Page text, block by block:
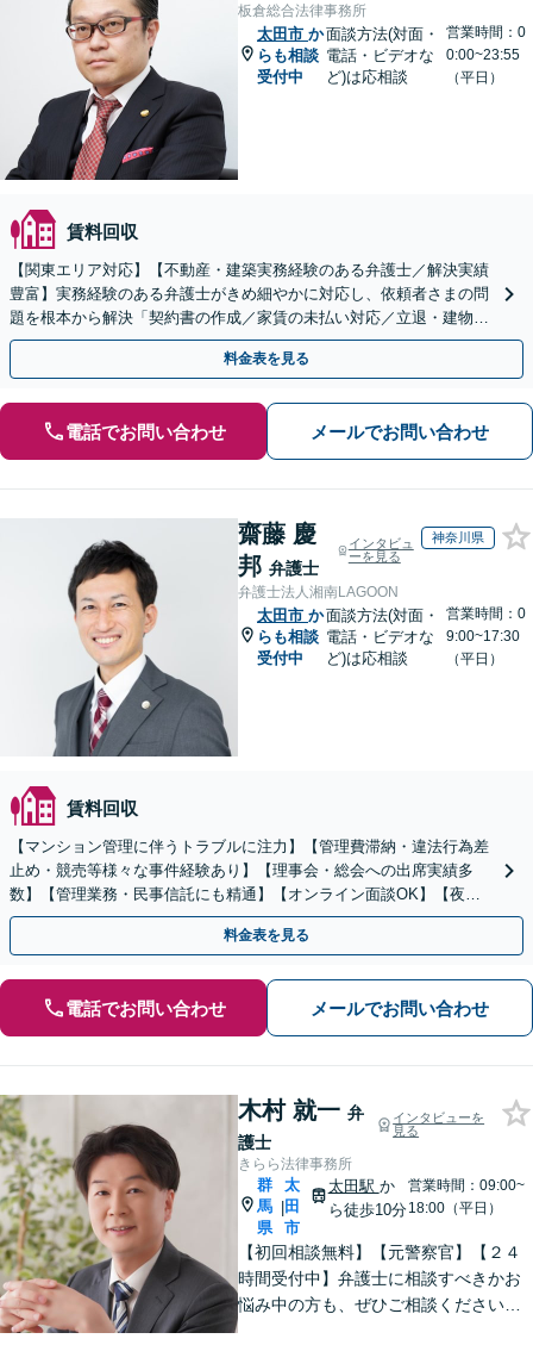
板倉総合法律事務所
太田市 か
らも相談
受付中
面談方法(対面・
電話・ビデオな
ど)は応相談
営業時間：0
0:00~23:55
（平日）
賃料回収
【関東エリア対応】【不動産・建築実務経験のある弁護士／解決実績
豊富】実務経験のある弁護士がきめ細やかに対応し、依頼者さまの問
題を根本から解決「契約書の作成／家賃の未払い対応／立退・建物の
明け渡し請求／欠陥住宅トラブル」
料金表を見る
電話でお問い合わせ メールでお問い合わせ
齋藤 慶
邦 弁護士
インタビュ
ーを見る
神奈川県
弁護士法人湘南LAGOON
太田市 か
らも相談
受付中
面談方法(対面・
電話・ビデオな
ど)は応相談
営業時間：0
9:00~17:30
（平日）
賃料回収
【マンション管理に伴うトラブルに注力】【管理費滞納・違法行為差
止め・競売等様々な事件経験あり】【理事会・総会への出席実績多
数】【管理業務・民事信託にも精通】【オンライン面談OK】【夜
間・休日相談可】
料金表を見る
電話でお問い合わせ メールでお問い合わせ
木村 就一 弁
護士
インタビューを
見る
きらら法律事務所
群
馬
県
|
太
田
市
太田駅 か
ら徒歩10分
営業時間：09:00~
18:00（平日）
【初回相談無料】【元警察官】【２４
時間受付中】弁護士に相談すべきかお
悩み中の方も、ぜひご相談ください